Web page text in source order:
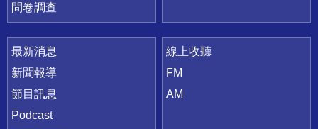
問卷調查
最新消息
新聞報導
節目訊息
Podcast
線上收聽
FM
AM